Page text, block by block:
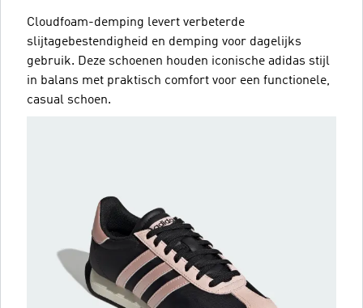
Cloudfoam-demping levert verbeterde
slijtagebestendigheid en demping voor dagelijks
gebruik. Deze schoenen houden iconische adidas stijl
in balans met praktisch comfort voor een functionele,
casual schoen.